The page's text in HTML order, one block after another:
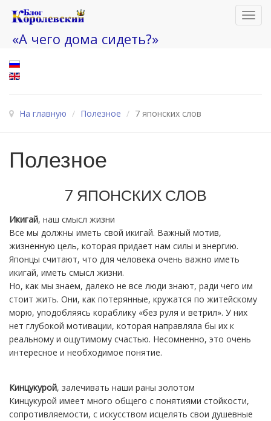
«А чего дома сидеть?»
На главную / Полезное / 7 японских слов
Полезное
7 ЯПОНСКИХ СЛОВ
Икигай, наш смысл жизни
Все мы должны иметь свой икигай. Важный мотив,
жизненную цель, которая придает нам силы и энергию.
Японцы считают, что для человека очень важно иметь
икигай, иметь смысл жизни.
Но, как мы знаем, далеко не все люди знают, ради чего им
стоит жить. Они, как потерянные, кружатся по житейскому
морю, уподобляясь кораблику «без руля и ветрил». У них
нет глубокой мотивации, которая направляла бы их к
реальному и ощутимому счастью. Несомненно, это очень
интересное и необходимое понятие.
Кинцукурой, залечивать наши раны золотом
Кинцукурой имеет много общего с понятиями стойкости,
сопротивляемости, с искусством исцелять свои душевные